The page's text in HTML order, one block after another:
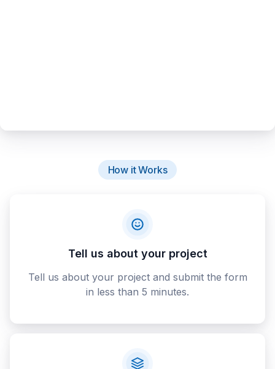
How it Works
Tell us about your project
Tell us about your project and submit the form
in less than 5 minutes.